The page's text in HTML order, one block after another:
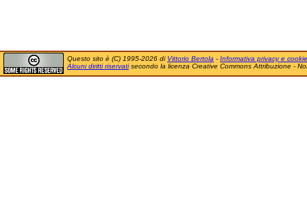
Questo sito è (C) 1995-2026 di Vittorio Bertola - Informativa privacy e cookie
Alcuni diritti riservatisecondo la licenza Creative Commons Attribuzione -